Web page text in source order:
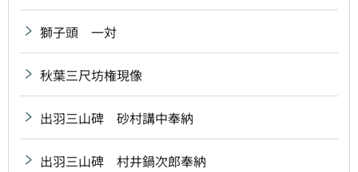
獅子頭 一対
秋葉三尺坊権現像
出羽三山碑 砂村講中奉納
出羽三山碑 村井鍋次郎奉納